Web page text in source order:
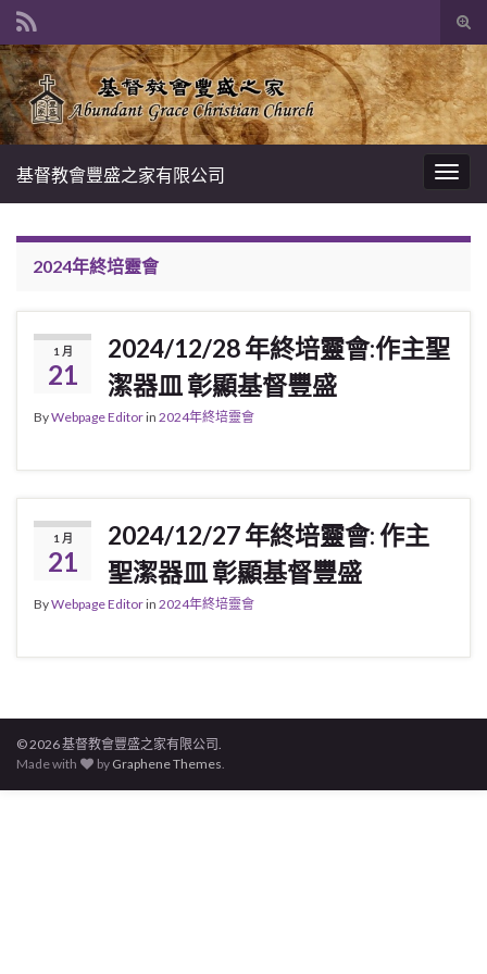
Search for:
基督教會豐盛之家有限公司
2024年終培靈會
1 月
21
2024/12/28 年終培靈會:作主聖
潔器皿 彰顯基督豐盛
ByWebpage Editorin 2024年終培靈會
1 月
21
2024/12/27 年終培靈會: 作主
聖潔器皿 彰顯基督豐盛
ByWebpage Editorin 2024年終培靈會
© 2026 基督教會豐盛之家有限公司.
Made with
by Graphene Themes.